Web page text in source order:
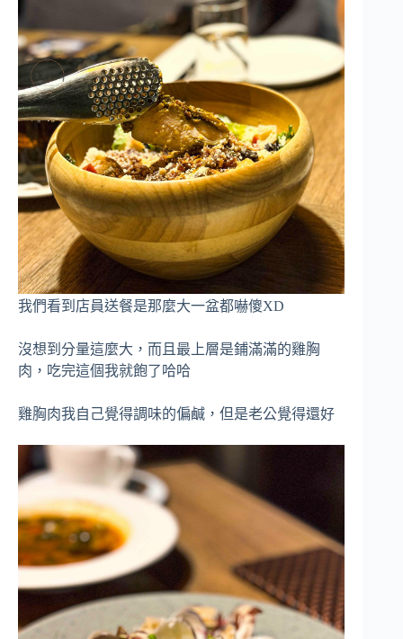
我們看到店員送餐是那麼大一盆都嚇傻XD
沒想到分量這麼大，而且最上層是鋪滿滿的雞胸
肉，吃完這個我就飽了哈哈
雞胸肉我自己覺得調味的偏鹹，但是老公覺得還好